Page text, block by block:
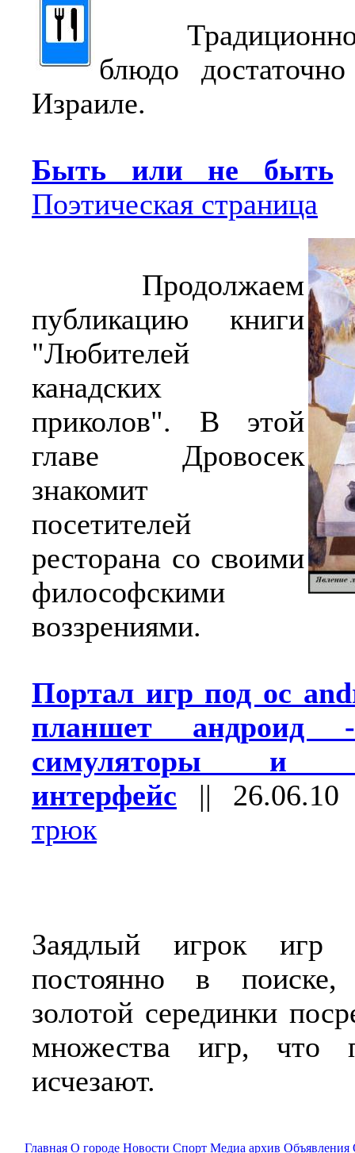
Традиционное
блюдо
Израиле.
Быть или не быть
Поэтическая страница
Продолжаем
публикацию книги
"Любителей
канадских
приколов". В этой
главе Дровосек
знакомит
посетителей
ресторана со своими
философскими
воззрениями.
Портал игр под ос
планшет андроид
симуляторы и
интерфейс || 26.06.10
трюк
Заядлый игрок игр
постоянно в поиске,
золотой серединки
множества игр, что
исчезают.
Главная О городе Новости Спорт Медиа архив Объявления